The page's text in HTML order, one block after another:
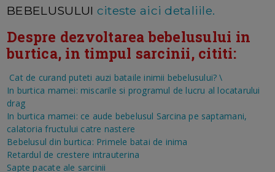
BEBELUSULUI citeste aici detaliile.
Despre dezvoltarea bebelusului in
burtica, in timpul sarcinii, cititi:
Cat de curand puteti auzi bataile inimii bebelusului? \
In burtica mamei: miscarile si programul de lucru al locatarului
drag
In burtica mamei: ce aude bebelusul Sarcina pe saptamani,
calatoria fructului catre nastere
Bebelusul din burtica: Primele batai de inima
Retardul de crestere intrauterina
Sapte pacate ale sarcinii